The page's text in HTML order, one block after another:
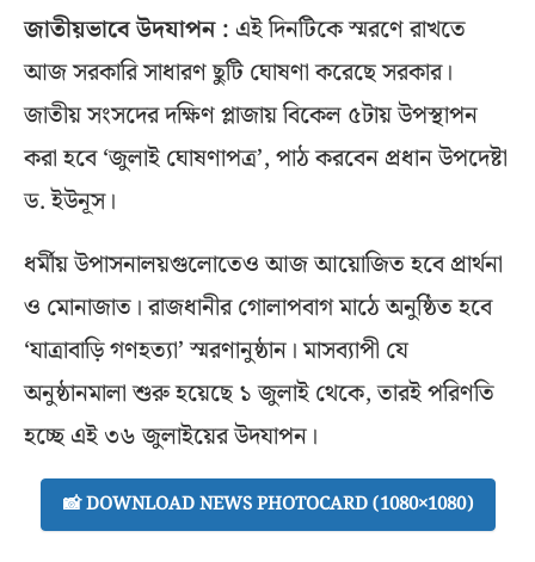
জাতীয়ভাবে উদযাপন : এই দিনটিকে স্মরণে রাখতে
আজ সরকারি সাধারণ ছুটি ঘোষণা করেছে সরকার।
জাতীয় সংসদের দক্ষিণ প্লাজায় বিকেল ৫টায় উপস্থাপন
করা হবে ‘জুলাই ঘোষণাপত্র’, পাঠ করবেন প্রধান উপদেষ্টা
ড. ইউনূস।
ধর্মীয় উপাসনালয়গুলোতেও আজ আয়োজিত হবে প্রার্থনা
ও মোনাজাত। রাজধানীর গোলাপবাগ মাঠে অনুষ্ঠিত হবে
‘যাত্রাবাড়ি গণহত্যা’ স্মরণানুষ্ঠান। মাসব্যাপী যে
অনুষ্ঠানমালা শুরু হয়েছে ১ জুলাই থেকে, তারই পরিণতি
হচ্ছে এই ৩৬ জুলাইয়ের উদযাপন।
📸 DOWNLOAD NEWS PHOTOCARD (1080×1080)